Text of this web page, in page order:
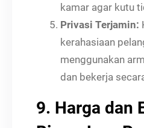
kamar agar kutu
Privasi Terjamin:
kerahasiaan
menggunakan
dan bekerja
9. Harga dan